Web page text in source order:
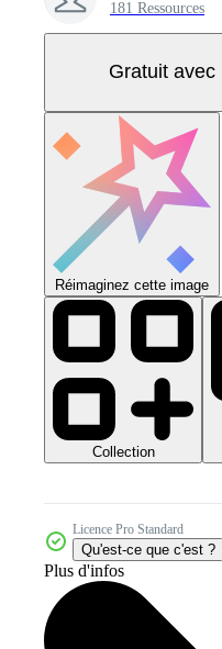
181 Ressources
Gratuit avec
Réimaginez cette image
Collection
Licence Pro Standard
Qu'est-ce que c'est ?
Plus d'infos